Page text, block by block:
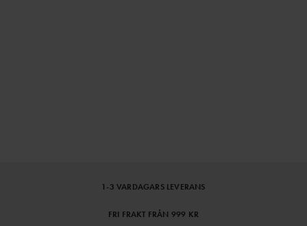
1-3 VARDAGARS LEVERANS
FRI FRAKT FRÅN 999 KR